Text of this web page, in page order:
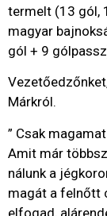
termelt (13 gól,
magyar
gól + 9
Márkról.
” Csak
Amit már
nálunk a
magát a felnőtt
elfogad,